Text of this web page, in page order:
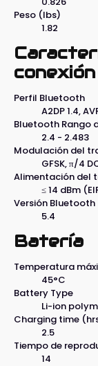
Peso (lbs)
1.82
conexión
Perfil Bluetooth
A2DP 1.4,
Bluetooth Rango
2.4 - 2.483
Modulación del
GFSK, π/4
Alimentación del
≤ 14 dBm
Versión Bluetooth
5.4
Batería
Temperatura
45°C
Battery Type
Li-ion
Charging time
2.5
Tiempo de
14